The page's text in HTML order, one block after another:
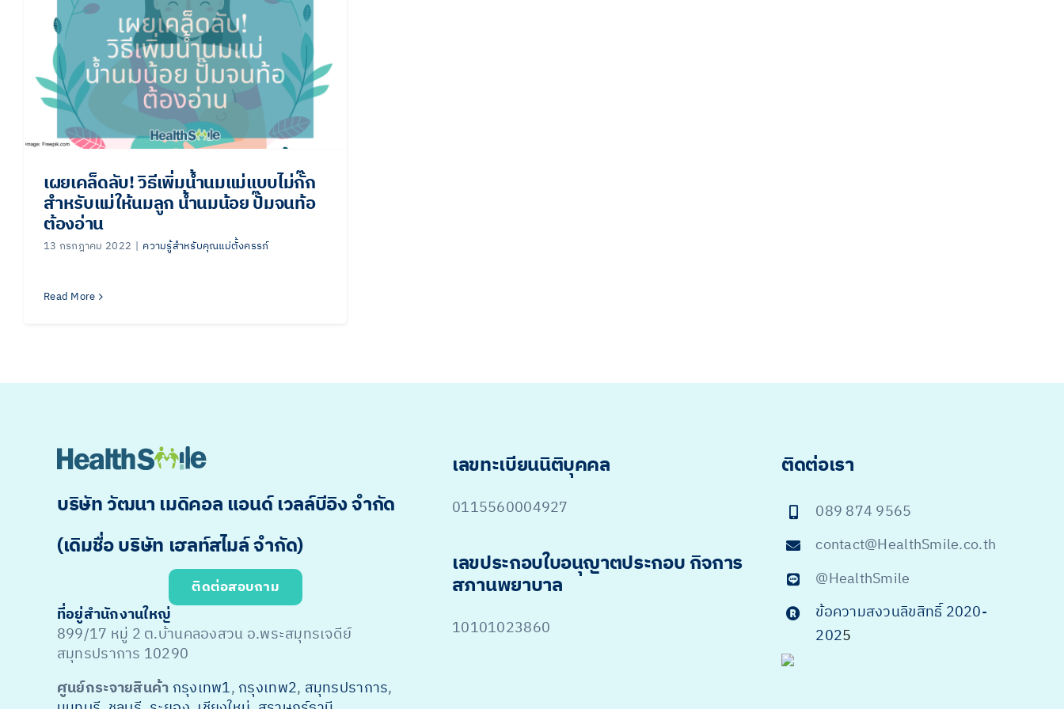
เผยเคล็ดลับ! วิธีเพิ่มน้ำนมแม่แบบไม่กั๊ก
สำหรับแม่ให้นมลูก น้ำนมน้อย ปั๊มจนท้อ
ต้องอ่าน
13 กรกฎาคม 2022 | ความรู้สำหรับคุณแม่ตั้งครรภ์
Read More
บริษัท วัฒนา เมดิคอล แอนด์ เวลล์บีอิง จำกัด
(เดิมชื่อ บริษัท เฮลท์สไมล์ จำกัด)
ติดต่อสอบถาม
ที่อยู่สำนักงานใหญ่
899/17 หมู่ 2 ต.บ้านคลองสวน อ.พระสมุทรเจดีย์
สมุทรปราการ 10290
ศูนย์กระจายสินค้า กรุงเทพ1, กรุงเทพ2, สมุทรปราการ,
เลขทะเบียนนิติบุคคล
0115560004927
เลขประกอบใบอนุญาตประกอบ กิจการ
สภานพยาบาล
10101023860
ติดต่อเรา
089 874 9565
contact@HealthSmile.co.th
@HealthSmile
ข้อความสงวนลิขสิทธิ์ 2020-
2025